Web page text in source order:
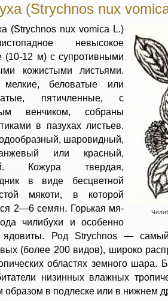
(Strychnos nux
(Strychnos nux vomica L.)
невысокое
(10-12 м) с супротивными
кожистыми листьями.
мелкие, беловатые или
пятичленные, с
венчиком, собраны
в пазухах листьев.
шаровидный,
или красный,
Кожура твердая,
в виде бесцветной
мякоти, в кото­рой
2—6 семян. Горькая мя­
чилибухи и особенно
ядовиты. Род Strychnos —
(более 200 видов), широко
областях земного шара.
низинных влажных
образом в подлеске или в нижнем